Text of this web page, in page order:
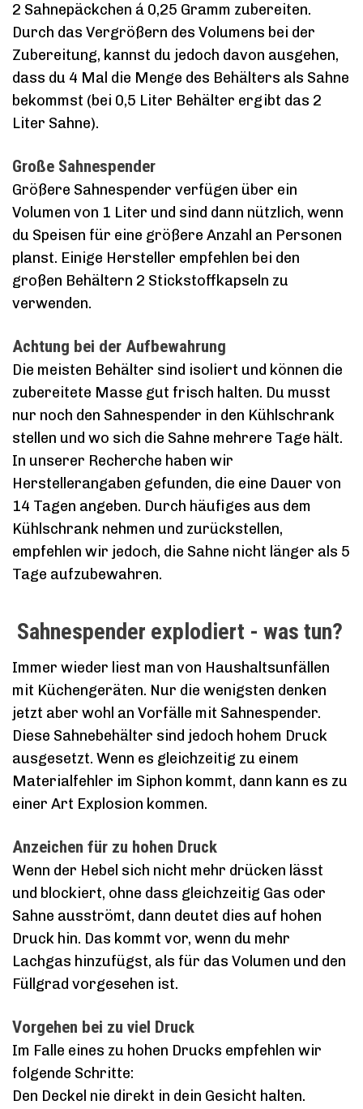
2 Sahnepäckchen á 0,25 Gramm zubereiten.
Durch das Vergrößern des Volumens bei der
Zubereitung, kannst du jedoch davon ausgehen,
dass du 4 Mal die Menge des Behälters als Sahne
bekommst (bei 0,5 Liter Behälter ergibt das 2
Liter Sahne).
Große Sahnespender
Größere Sahnespender verfügen über ein
Volumen von 1 Liter und sind dann nützlich, wenn
du Speisen für eine größere Anzahl an Personen
planst. Einige Hersteller empfehlen bei den
großen Behältern 2 Stickstoffkapseln zu
verwenden.
Achtung bei der Aufbewahrung
Die meisten Behälter sind isoliert und können die
zubereitete Masse gut frisch halten. Du musst
nur noch den Sahnespender in den Kühlschrank
stellen und wo sich die Sahne mehrere Tage hält.
In unserer Recherche haben wir
Herstellerangaben gefunden, die eine Dauer von
14 Tagen angeben. Durch häufiges aus dem
Kühlschrank nehmen und zurückstellen,
empfehlen wir jedoch, die Sahne nicht länger als 5
Tage aufzubewahren.
Sahnespender explodiert - was tun?
Immer wieder liest man von Haushaltsunfällen
mit Küchengeräten. Nur die wenigsten denken
jetzt aber wohl an Vorfälle mit Sahnespender.
Diese Sahnebehälter sind jedoch hohem Druck
ausgesetzt. Wenn es gleichzeitig zu einem
Materialfehler im Siphon kommt, dann kann es zu
einer Art Explosion kommen.
Anzeichen für zu hohen Druck
Wenn der Hebel sich nicht mehr drücken lässt
und blockiert, ohne dass gleichzeitig Gas oder
Sahne ausströmt, dann deutet dies auf hohen
Druck hin. Das kommt vor, wenn du mehr
Lachgas hinzufügst, als für das Volumen und den
Füllgrad vorgesehen ist.
Vorgehen bei zu viel Druck
Im Falle eines zu hohen Drucks empfehlen wir
folgende Schritte:
Den Deckel nie direkt in dein Gesicht halten.